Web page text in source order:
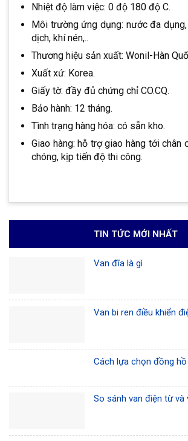
Nhiệt độ làm việc: 0 độ 180 độ C.
Môi trường ứng dụng: nước đa
dịch, khí nén,..
Thương hiệu sản xuất: Wonil-Hàn
Xuất xứ: Korea.
Giấy tờ: đầy đủ chứng chỉ CO.CQ.
Bảo hành: 12 tháng.
Tình trạng hàng hóa: có sẵn kho.
Giao hàng: hỗ trợ giao hàng tới chân
chóng, kịp tiến độ thi công.
TIN TỨC MỚI NHẤT
Van đĩa là gì
Van bi ren điều khiển
Cách lựa chọn đồng
So sánh van điện từ và